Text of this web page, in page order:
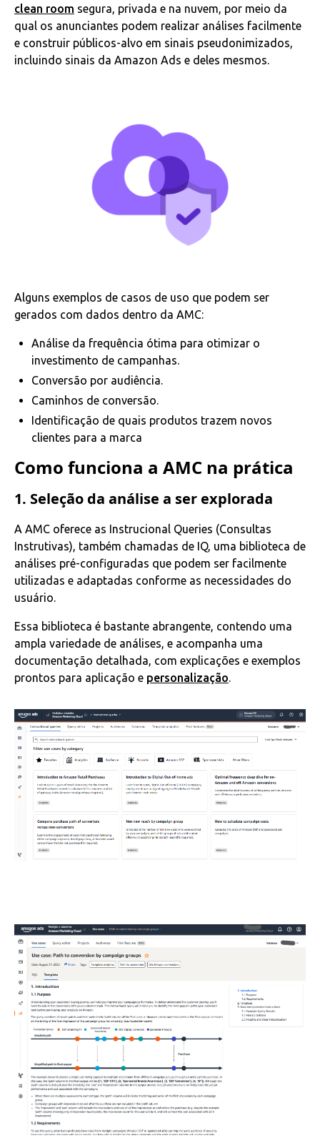
clean room segura, privada e na nuvem, por meio da
qual os anunciantes podem realizar análises facilmente
e construir públicos-alvo em sinais pseudonimizados,
incluindo sinais da Amazon Ads e deles mesmos.
Alguns exemplos de casos de uso que podem ser
gerados com dados dentro da AMC:
Análise da frequência ótima para otimizar o
investimento de campanhas.
Conversão por audiência.
Caminhos de conversão.
Identificação de quais produtos trazem novos
clientes para a marca
Como funciona a AMC na prática
1. Seleção da análise a ser explorada
A AMC oferece as Instrucional Queries (Consultas
Instrutivas), também chamadas de IQ, uma biblioteca de
análises pré-configuradas que podem ser facilmente
utilizadas e adaptadas conforme as necessidades do
usuário.
Essa biblioteca é bastante abrangente, contendo uma
ampla variedade de análises, e acompanha uma
documentação detalhada, com explicações e exemplos
prontos para aplicação e personalização.